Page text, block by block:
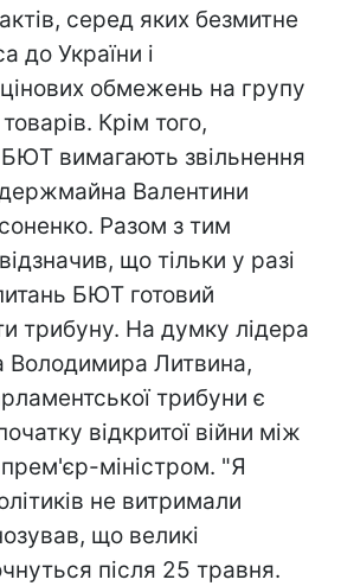
серед яких безмитне
до України і
обмежень на групу
Крім того,
вимагають звільнення
Валентини
Разом з тим
що тільки у разі
БЮТ готовий
трибуну. На думку лідера
Володимира Литвина,
трибуни є
відкритої війни між
міністром. "Я
не витримали
що великі
після 25 травня.